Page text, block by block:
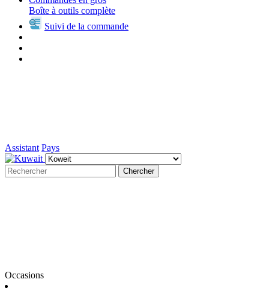
Boîte à outils complète
Suivi de la commande
Assistant Pays
Chercher
Occasions